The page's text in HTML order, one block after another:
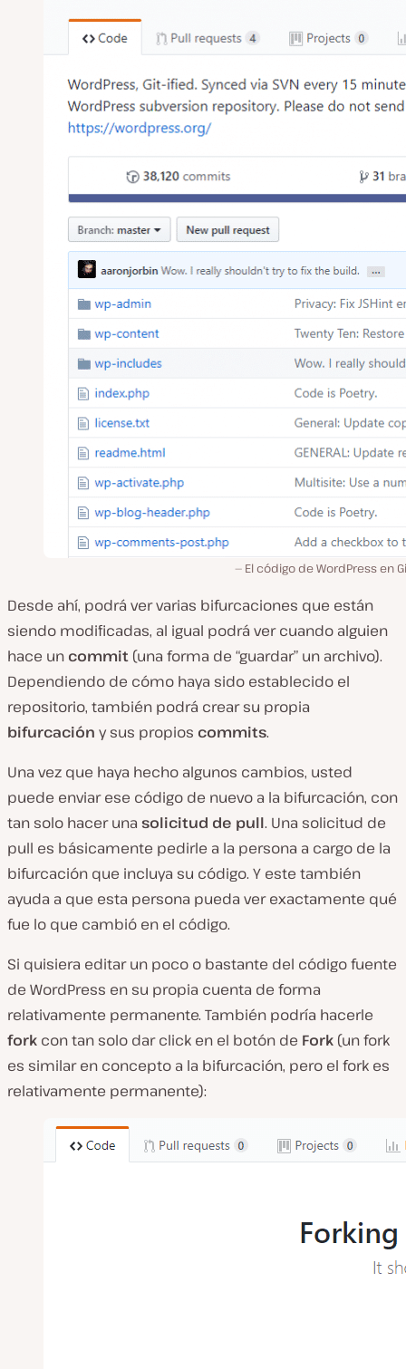
El código de WordPress en
Desde ahí, podrá ver varias bifurcaciones que están
siendo modificadas, al igual podrá ver cuando alguien
hace un commit (una forma de “guardar” un archivo).
Dependiendo de cómo haya sido establecido el
repositorio, también podrá crear su propia
bifurcación y sus propios commits.
Una vez que haya hecho algunos cambios, usted
puede enviar ese código de nuevo a la bifurcación, con
tan solo hacer una solicitud de pull. Una solicitud de
pull es básicamente pedirle a la persona a cargo de la
bifurcación que incluya su código. Y este también
ayuda a que esta persona pueda ver exactamente qué
fue lo que cambió en el código.
Si quisiera editar un poco o bastante del código fuente
de WordPress en su propia cuenta de forma
relativamente permanente. También podría hacerle
fork con tan solo dar click en el botón de Fork (un fork
es similar en concepto a la bifurcación, pero el fork es
relativamente permanente):